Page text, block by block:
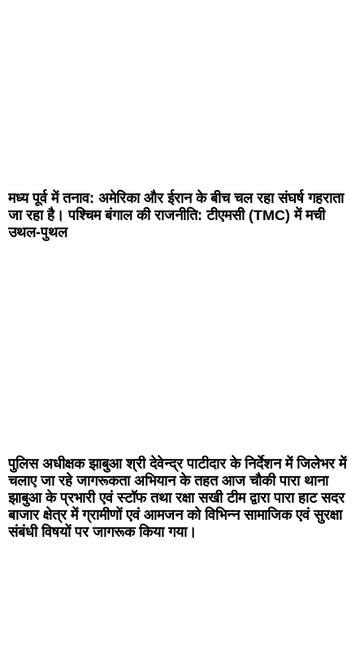
मध्य पूर्व में तनाव: अमेरिका और ईरान के बीच चल रहा संघर्ष गहराता
जा रहा है। पश्चिम बंगाल की राजनीति: टीएमसी (TMC) में मची
उथल-पुथल
पुलिस अधीक्षक झाबुआ श्री देवेन्द्र पाटीदार के निर्देशन में जिलेभर में
चलाए जा रहे जागरूकता अभियान के तहत आज चौकी पारा थाना
झाबुआ के प्रभारी एवं स्टॉफ तथा रक्षा सखी टीम द्वारा पारा हाट सदर
बाजार क्षेत्र में ग्रामीणों एवं आमजन को विभिन्न सामाजिक एवं सुरक्षा
संबंधी विषयों पर जागरूक किया गया।